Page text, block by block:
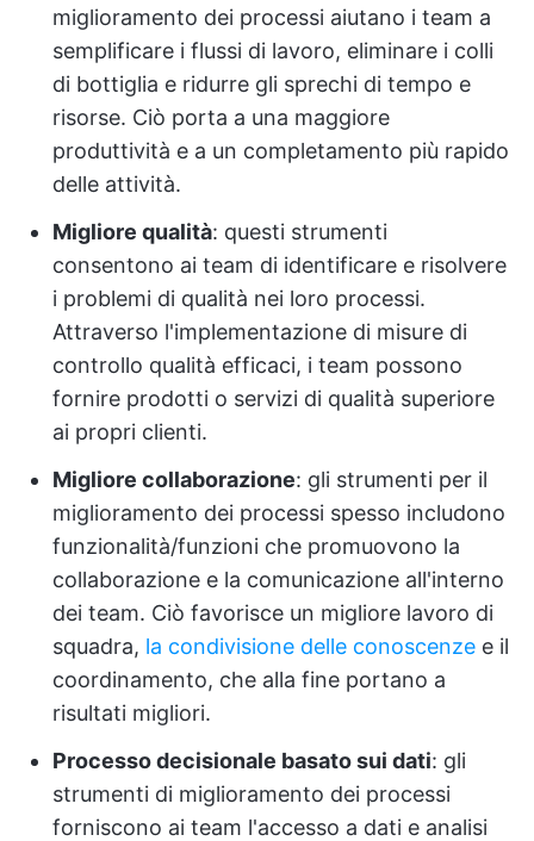
miglioramento dei processi aiutano i team a
semplificare i flussi di lavoro, eliminare i colli
di bottiglia e ridurre gli sprechi di tempo e
risorse. Ciò porta a una maggiore
produttività e a un completamento più rapido
delle attività.
Migliore qualità: questi strumenti
consentono ai team di identificare e risolvere
i problemi di qualità nei loro processi.
Attraverso l'implementazione di misure di
controllo qualità efficaci, i team possono
fornire prodotti o servizi di qualità superiore
ai propri clienti.
Migliore collaborazione: gli strumenti per il
miglioramento dei processi spesso includono
funzionalità/funzioni che promuovono la
collaborazione e la comunicazione all'interno
dei team. Ciò favorisce un migliore lavoro di
squadra, la condivisione delle conoscenze e il
coordinamento, che alla fine portano a
risultati migliori.
Processo decisionale basato sui dati: gli
strumenti di miglioramento dei processi
forniscono ai team l'accesso a dati e analisi